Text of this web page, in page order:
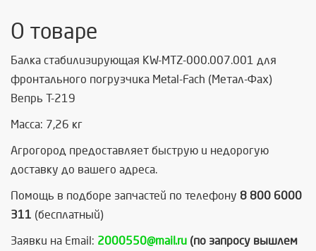
О товаре
Балка стабилизирующая KW-MTZ-000.007.001 для
фронтального погрузчика Metal-Fach (Метал-Фах)
Вепрь Т-219
Масса: 7,26 кг
Агрогород предоставляет быструю и недорогую
доставку до вашего адреса.
Помощь в подборе запчастей по телефону 8 800 6000
311 (бесплатный)
Заявки на Email: 2000550@mail.ru (по запросу вышлем